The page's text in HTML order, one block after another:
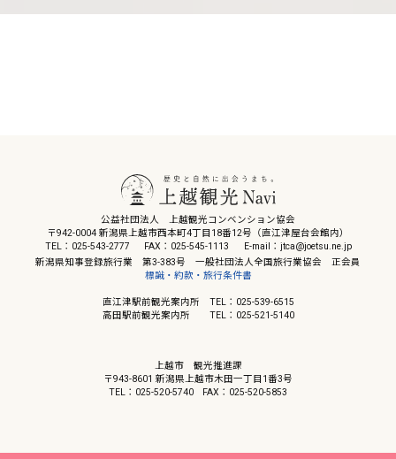
公益社団法人 上越観光コンベンション協会
〒942-0004 新潟県上越市西本町4丁目18番12号（直江津屋台会館内）
TEL：025-543-2777
FAX：025-545-1113
E-mail：jtca@joetsu.ne.jp
新潟県知事登録旅行業 第3-383号 一般社団法人全国旅行業協会 正会員
標識・約款・旅行条件書
直江津駅前観光案内所 TEL：025-539-6515
高田駅前観光案内所 TEL：025-521-5140
上越市 観光推進課
〒943-8601 新潟県上越市木田一丁目1番3号
TEL：025-520-5740
FAX：025-520-5853